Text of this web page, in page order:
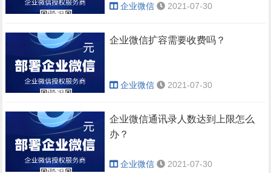
企业微信 2021-07-30
企业微信扩容需要收费吗？
企业微信 2021-07-30
企业微信通讯录人数达到上限怎么
办？
企业微信 2021-07-30